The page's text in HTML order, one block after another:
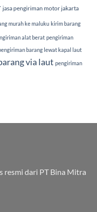
jasa pengiriman motor jakarta
murah ke maluku kirim barang
alat berat pengiriman
barang lewat kapal laut
via laut pengiriman
resmi dari PT Bina Mitra